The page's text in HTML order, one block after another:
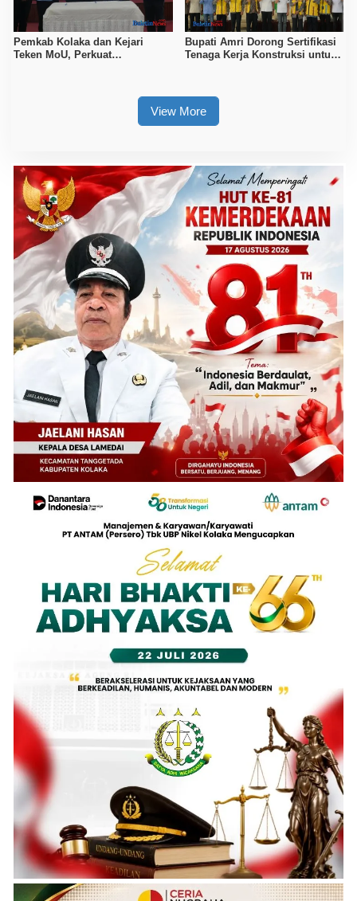
Pemkab Kolaka dan Kejari
Teken MoU, Perkuat
Bupati Amri Dorong Sertifikasi
Tenaga Kerja Konstruksi untuk
View More